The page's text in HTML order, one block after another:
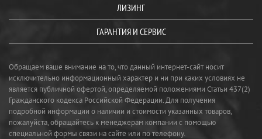
ЛИЗИНГ
ГАРАНТИЯ И СЕРВИС
Обращаем ваше внимание на то, что данный интернет-сайт носит
исключительно информационный характер и ни при каких условиях не
является публичной офертой, определяемой положениями Статьи 437(2)
Гражданского кодекса Российской Федерации. Для получения
подробной информации о наличии и стоимости указанных товаров,
пожалуйста, обращайтесь к менеджерам компании с помощью
специальной формы связи на сайте или по телефону.